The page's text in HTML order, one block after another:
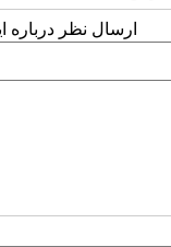
ارسال نظر درباره